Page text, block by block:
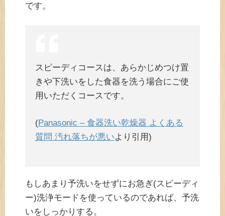
です。
スピーディコースは、あらかじめつけ置
きや下洗いをした食器を洗う場合にご使
用いただくコースです。
(Panasonic – 食器洗い乾燥器 よくある
質問 汚れ落ちが悪いより引用)
もしあまり予洗いをせずにお急ぎ(スピーディ
ー)洗浄モードを使っているのであれば、予洗
いをしっかりする。